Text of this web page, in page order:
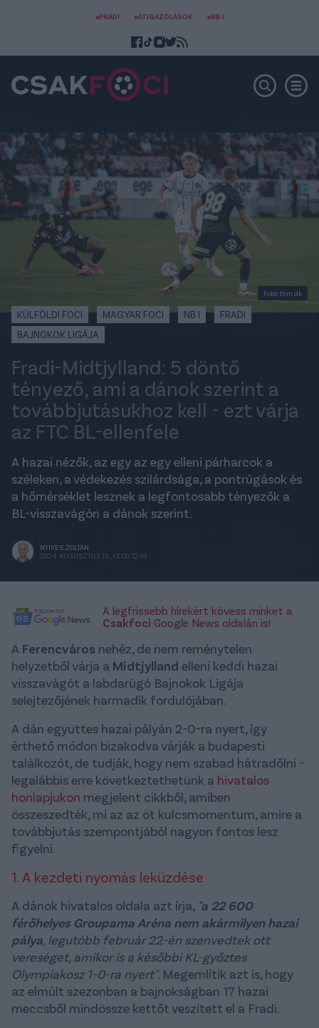
#FRADI #ÁTIGAZOLÁSOK #NB I
Fotó: fcm.dk
KÜLFÖLDI FOCI MAGYAR FOCI NB I
FRADI
BAJNOKOK LIGÁJA
Fradi-Midtjylland: 5 döntő
tényező, ami a dánok szerint a
továbbjutásukhoz kell - ezt várja
az FTC BL-ellenfele
A hazai nézők, az egy az egy elleni párharcok a
széleken, a védekezés szilárdsága, a pontrúgások és
a hőmérséklet lesznek a legfontosabb tényezők a
BL-visszavágón a dánok szerint.
NYIKES ZOLTÁN
2024. AUGUSZTUS 13., KEDD 12:14
A legfrissebb hírekért kövess minket a
Csakfoci Google News oldalán is!
A Ferencváros nehéz, de nem reménytelen
helyzetből várja a Midtjylland elleni keddi hazai
visszavágót a labdarúgó Bajnokok Ligája
selejtezőjének harmadik fordulójában.
A dán együttes hazai pályán 2-0-ra nyert, így
érthető módon bizakodva várják a budapesti
találkozót, de tudják, hogy nem szabad hátradőlni -
legalábbis erre következtethetünk a hivatalos
honlapjukon megjelent cikkből, amiben
összeszedték, mi az az öt kulcsmomentum, amire a
továbbjutás szempontjából nagyon fontos lesz
figyelni.
1. A kezdeti nyomás leküzdése
A dánok hivatalos oldala azt írja, "a 22 600
férőhelyes Groupama Aréna nem akármilyen hazai
pálya, legutóbb február 22-én szenvedtek ott
vereséget, amikor is a későbbi KL-győztes
Olympiakosz 1-0-ra nyert". Megemlítik azt is, hogy
az elmúlt szezonban a bajnokságban 17 hazai
meccsből mindössze kettőt veszített el a Fradi.